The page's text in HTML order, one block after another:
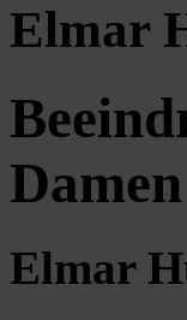
Elmar
Damen
Elmar